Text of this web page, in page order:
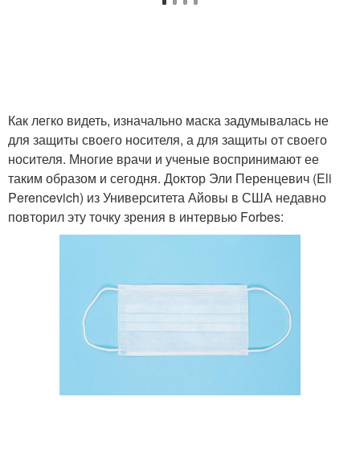
Как легко видеть, изначально маска задумывалась не
для защиты своего носителя, а для защиты от своего
носителя. Многие врачи и ученые воспринимают ее
таким образом и сегодня. Доктор Эли Перенцевич (Eli
Perencevich) из Университета Айовы в США недавно
повторил эту точку зрения в интервью Forbes: